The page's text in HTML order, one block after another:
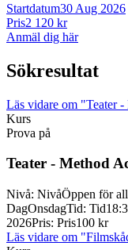
Startdatum30 Aug 2026
Pris2 120 kr
Anmäl dig här
Sökresultat
Läs vidare om "Teater
Kurs
Prova på
Teater - Method
Nivå: NivåÖppen för
DagOnsdagTid: Tid
2026Pris: Pris100 kr
Läs vidare om